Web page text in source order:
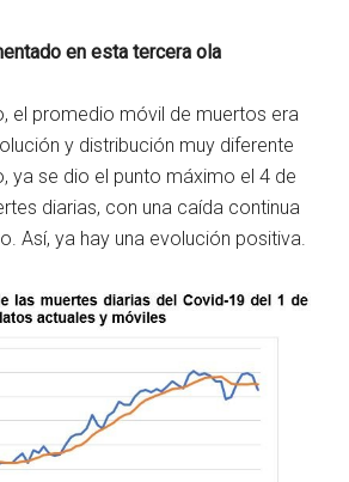
en esta tercera ola
el promedio móvil de muertos era
y distribución muy diferente
ya se dio el punto máximo el 4 de
diarias, con una caída continua
Así, ya hay una evolución positiva.